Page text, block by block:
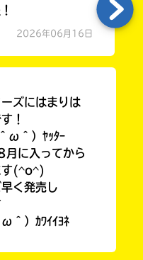
2026年06月16日
ズにはまりは
！
ω＾）ﾔｯﾀｰ
に入ってから
す(^o^)
く発売し
＾）ｶﾜｲｲﾖﾈ